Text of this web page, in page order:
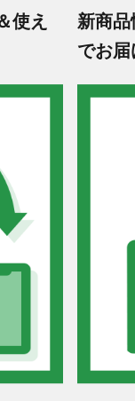
使え
新商
でお届